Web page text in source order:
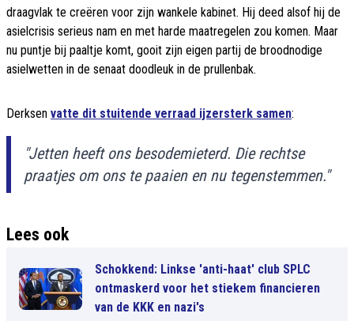
draagvlak te creëren voor zijn wankele kabinet. Hij deed alsof hij de
asielcrisis serieus nam en met harde maatregelen zou komen. Maar
nu puntje bij paaltje komt, gooit zijn eigen partij de broodnodige
asielwetten in de senaat doodleuk in de prullenbak.
Derksen vatte dit stuitende verraad ijzersterk samen:
"Jetten heeft ons besodemieterd. Die rechtse
praatjes om ons te paaien en nu tegenstemmen."
Lees ook
Schokkend: Linkse 'anti-haat' club SPLC
ontmaskerd voor het stiekem financieren
van de KKK en nazi's